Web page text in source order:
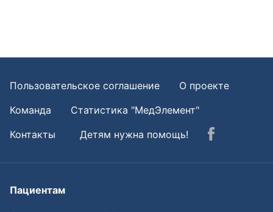
Пользовательское соглашение
О проекте
Команда
Статистика "МедЭлемент"
Контакты
Детям нужна помощь!
Пациентам